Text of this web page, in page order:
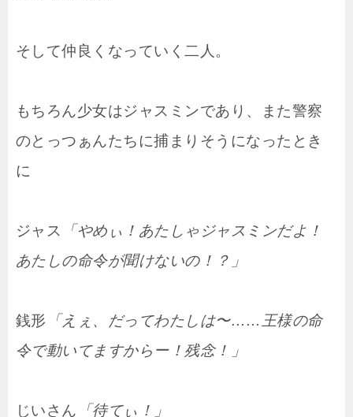
そして仲良くなっていく二人。
もちろん少女はジャスミンであり、また警察
のとっつぁんたちに捕まりそうになったとき
に
ジャス
「やめぃ！あたしゃジャスミンだよ！
あたしの命令が聞けないの！？」
銭形 「えぇ、だってわたしは〜……王様の命
令で動いてますからー！残念！」
じいさん 「待てぃ！」